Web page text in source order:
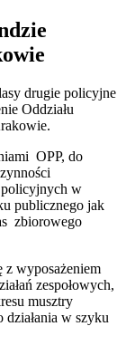
drugie policyjne
Oddziału
OPP, do
policyjnych w
publicznego jak
zbiorowego
wyposażeniem
zespołowych,
musztry
działania w szyku